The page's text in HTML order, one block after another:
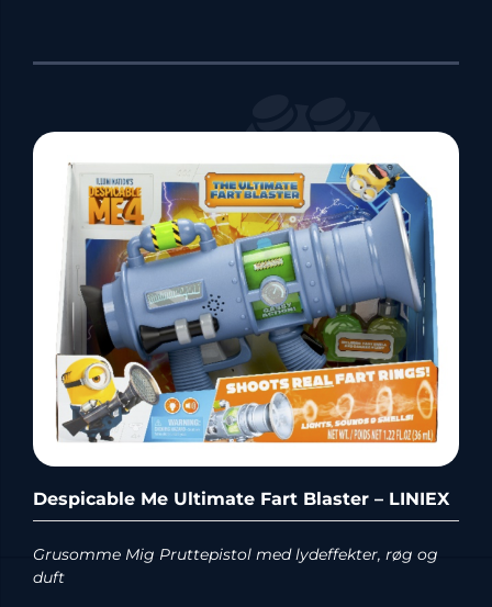
Despicable Me Ultimate Fart Blaster – LINIEX
Grusomme Mig Pruttepistol med lydeffekter, røg og
duft